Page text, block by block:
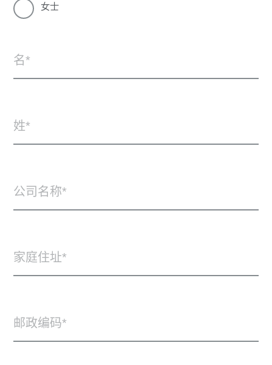
女士
名
姓
公司名称
家庭住址
邮政编码